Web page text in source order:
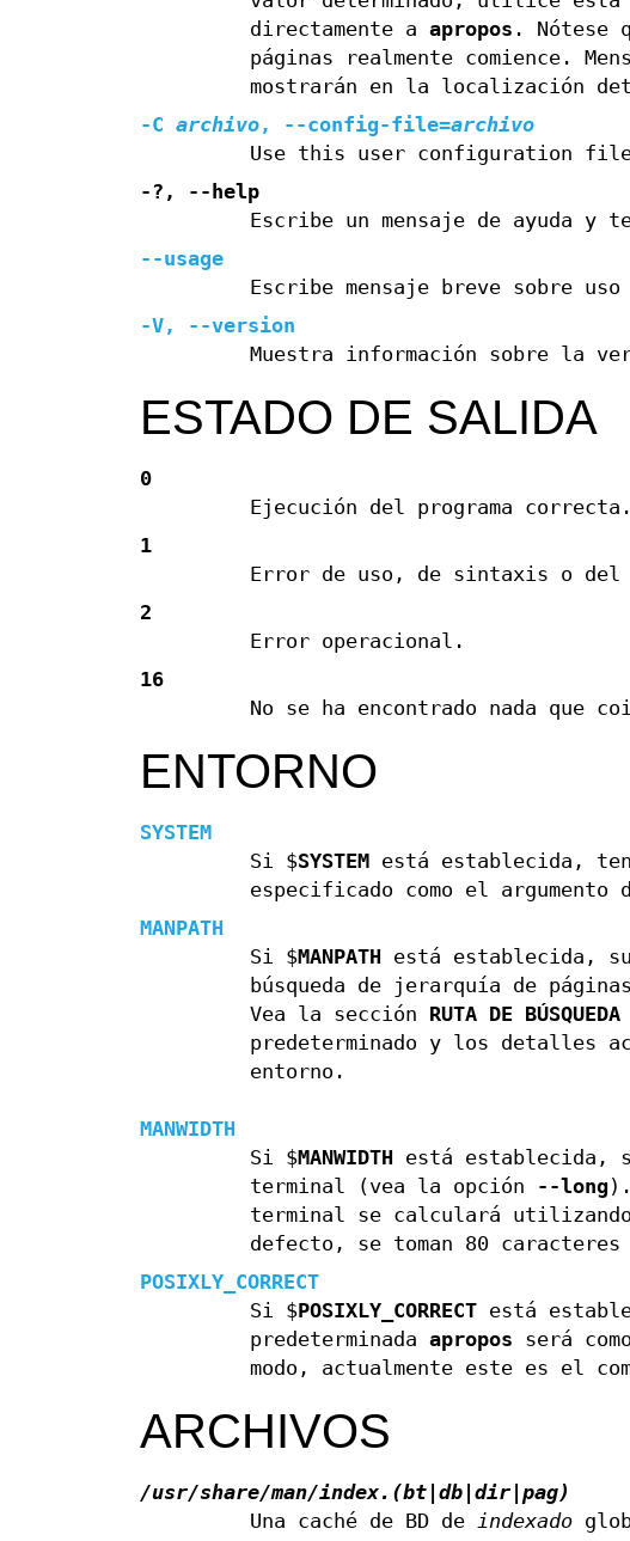
directamente a apropos . Nótese
páginas realmente comience.
mostrarán en la localización
-C archivo, --config-file=archivo
Use this user configuration
-? ,
--help
Escribe un mensaje de ayuda y
--usage
Escribe mensaje breve sobre
-V,
--version
Muestra información sobre la
ESTADO DE SALIDA
0
Ejecución del programa correcta.
1
Error de uso, de sintaxis o del
2
Error operacional.
16
No se ha encontrado nada que
ENTORNO
SYSTEM
Si $SYSTEM está establecida,
especificado como el argumento
MANPATH
Si $MANPATH
está establecida,
búsqueda de jerarquía de
Vea la sección
RUTA DE BÚSQUEDA
predeterminado y los detalles
entorno.
MANWIDTH
Si $MANWIDTH
está establecida,
terminal (vea la opción
--long).
terminal se calculará
defecto, se toman 80
POSIXLY_CORRECT
Si $POSIXLY_CORRECTestá
predeterminada apropos será
modo, actualmente este es el
ARCHIVOS
/usr/share/man/index.(bt|db|dir|pag)
Una caché de BD de indexado